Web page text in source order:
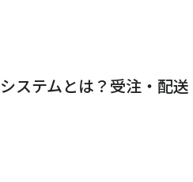
ステムとは？受注・配